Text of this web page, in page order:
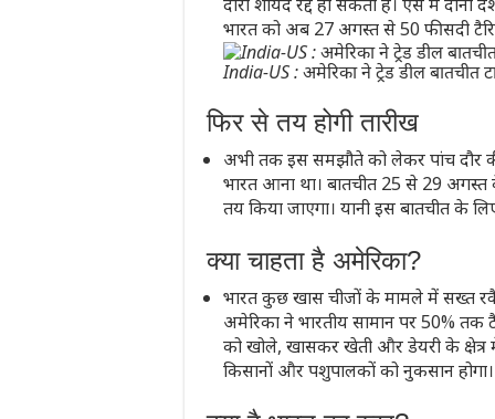
भारत को अब 27 अगस्त से 50 फीसदी
India-US : अमेरिका ने ट्रेड डील बातचीत
फिर से तय होगी तारीख
अभी तक इस समझौते को लेकर पांच दौर
भारत आना था। बातचीत 25 से 29 अगस्त
तय किया जाएगा। यानी इस बातचीत के
क्या चाहता है अमेरिका?
भारत कुछ खास चीजों के मामले में सख्त
अमेरिका ने भारतीय सामान पर 50% तक
को खोले, खासकर खेती और डेयरी के क्षेत्र
किसानों और पशुपालकों को नुकसान होगा।